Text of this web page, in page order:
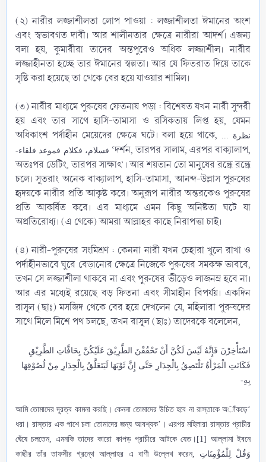
(২) নারীর লজ্জাশীলতা লোপ পাওয়া : লজ্জাশীলতা ঈমানের অংশ
এবং স্বভাবগত দাবী। আর শালীনতার ক্ষেত্রে নারীরা আদর্শ। এজন্য
বলা হয়, কুমারীরা তাদের অন্তপুরেও অধিক লজ্জাশীল। নারীর
লজ্জাহীনতা হচ্ছে তার ঈমানের স্বল্পতা। আর যে ফিতরাত দিয়ে তাকে
সৃষ্টি করা হয়েছে তা থেকে বের হয়ে যাওয়ার শামিল।
(৩) নারীর মাধ্যমে পুরুষের ফেতনায় পড়া : বিশেষত যখন নারী সুন্দরী
হয় এবং তার সাথে হাসি-তামাসা ও রসিকতায় লিপ্ত হয়, যেমন
অধিকাংশ পর্দাহীন মেয়েদের ক্ষেত্রে ঘটে। বলা হয়ে থাকে,
نظرة ...
فسلام، فكلام فموعد فلقاء- ‘দর্শন, তারপর সালাম, এরপর বাক্যালাপ,
অতঃপর ডেটিং, তারপর সাক্ষাৎ’। আর শয়তান তো মানুষের রন্ধ্রে রন্ধ্রে
চলে। সুতরাং অনেক বাক্যালাপ, হাসি-তামাসা, আনন্দ-উল্লাস পুরুষের
হৃদয়কে নারীর প্রতি আকৃষ্ট করে। অনুরূপ নারীর অন্তরকেও পুরুষের
প্রতি আকর্ষিত করে। এর মাধ্যমে এমন কিছু অনিষ্টতা ঘটে যা
অপ্রতিরোধ্য। (এ থেকে) আমরা আল্লাহর কাছে নিরাপত্তা চাই।
(৪) নারী-পুরুষের সংমিশ্রণ : কেননা নারী যখন চেহারা খুলে রাখা ও
পর্দাহীনভাবে ঘুরে বেড়ানোর ক্ষেত্রে নিজেকে পুরুষের সমকক্ষ ভাববে,
তখন সে লজ্জাশীলা থাকবে না এবং পুরুষের ভীড়েও লাজনম্র হবে না।
আর এর মধ্যেই রয়েছে বড় ফিতনা এবং সীমাহীন বিপর্যয়। একদিন
রাসূল (ছাঃ) মসজিদ থেকে বের হয়ে দেখলেন যে, মহিলারা পুরুষদের
সাথে মিলে মিশে পথ চলছে, তখন রাসূল (ছাঃ) তাদেরকে বলেলেন,​
اسْتَأْخِرْنَ فَإِنَّهُ لَيْسَ لَكُنَّ أَنْ تَحْقُقْنَ الطَّرِيْقَ عَلَيْكُنَّ بِحَافَّاتِ الطَّرِيْقِ
فَكَانَتِ الْمَرْأَةُ تَلْتَصِقُ بِالْجِدَارِ حَتَّى إِنَّ ثَوْبَهَا لَيَتَعَلَّقُ بِالْجِدَارِ مِنْ لُصُوْقِهَا
بِهِ-
‘আমি তোমাদের দূরত্ব কামনা করছি। কেননা তোমাদের উচিত হবে না রাস্তাকে অাঁকড়ে
ধরা। রাস্তার এক পাশে চলা তোমাদের জন্য আবশ্যক’। এরপর মহিলারা রাস্তার প্রাচীর
ঘেঁষে চলতেন, এমনকি তাদের কারো কাপড় প্রাচীরে আটকে যেত।[1] আল্লামা ইবনে
কাছীর তাঁর তাফসীর গ্রন্থে আল্লাহর এ বাণী উল্লেখ করেন, وَقُلْ لِلْمُؤْمِنَاتِ